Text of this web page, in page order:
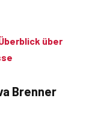
über
Brenner